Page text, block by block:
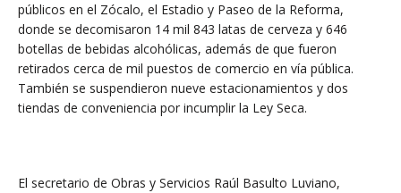
públicos en el Zócalo, el Estadio y Paseo de la Reforma,
donde se decomisaron 14 mil 843 latas de cerveza y 646
botellas de bebidas alcohólicas, además de que fueron
retirados cerca de mil puestos de comercio en vía pública.
También se suspendieron nueve estacionamientos y dos
tiendas de conveniencia por incumplir la Ley Seca.
El secretario de Obras y Servicios Raúl Basulto Luviano,